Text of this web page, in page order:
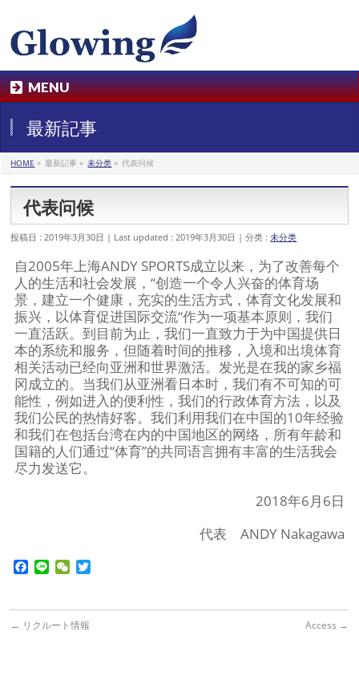
MENU
最新記事
HOME » 最新記事 » 未分类 » 代表问候
代表问候
投稿日 : 2019年3月30日 Last updated : 2019年3月30日 分类 :未分类
自2005年上海ANDY SPORTS成立以来，为了改善每个
人的生活和社会发展，“创造一个令人兴奋的体育场
景，建立一个健康，充实的生活方式，体育文化发展和
振兴，以体育促进国际交流“作为一项基本原则，我们
一直活跃。到目前为止，我们一直致力于为中国提供日
本的系统和服务，但随着时间的推移，入境和出境体育
相关活动已经向亚洲和世界激活。发光是在我的家乡福
冈成立的。当我们从亚洲看日本时，我们有不可知的可
能性，例如进入的便利性，我们的行政体育方法，以及
我们公民的热情好客。我们利用我们在中国的10年经验
和我们在包括台湾在内的中国地区的网络，所有年龄和
国籍的人们通过“体育”的共同语言拥有丰富的生活我会
尽力发送它。
2018年6月6日
代表 ANDY Nakagawa
Facebook
Line WeChat
← リクルート情報 Access →